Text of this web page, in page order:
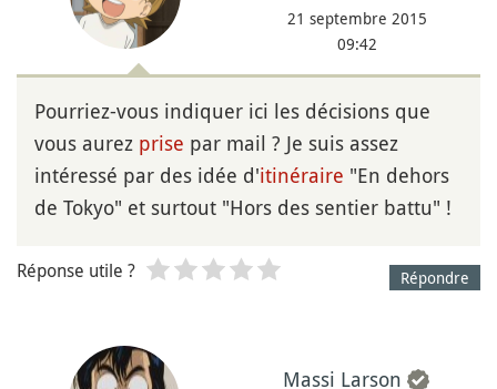
21 septembre 2015
09:42
Pourriez-vous indiquer ici les décisions que
vous aurez prise par mail ? Je suis assez
intéressé par des idée d'itinéraire "En dehors
de Tokyo" et surtout "Hors des sentier battu" !
Répondre
Réponse utile ?
Massi Larson